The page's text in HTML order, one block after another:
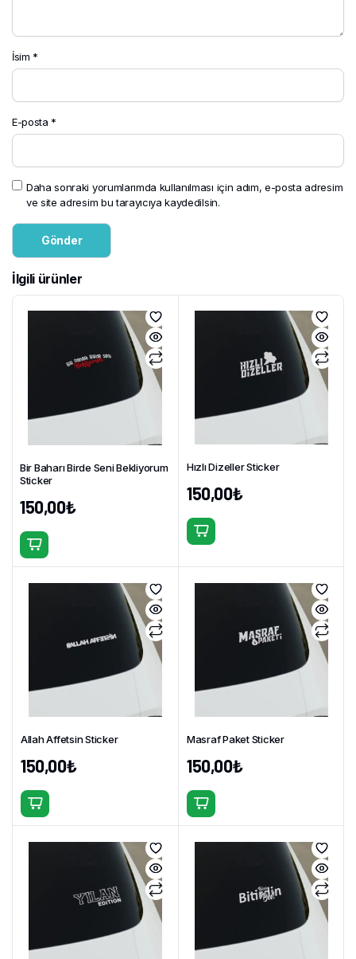
İsim *
E-posta *
Daha sonraki yorumlarımda kullanılması için adım, e-posta adresim
ve site adresim bu tarayıcıya kaydedilsin.
İlgili ürünler
Bir Baharı Birde Seni Bekliyorum
Sticker
150,00₺
Bu
ürünün
ürün
Hızlı Dizeller Sticker
150,00₺
Bu
sayfasından
Allah Affetsin Sticker
150,00₺
Bu
ürünün
varyasyonu
ürün
Masraf Paket Sticker
150,00₺
Bu
ürünün
varyasyonu
ürün